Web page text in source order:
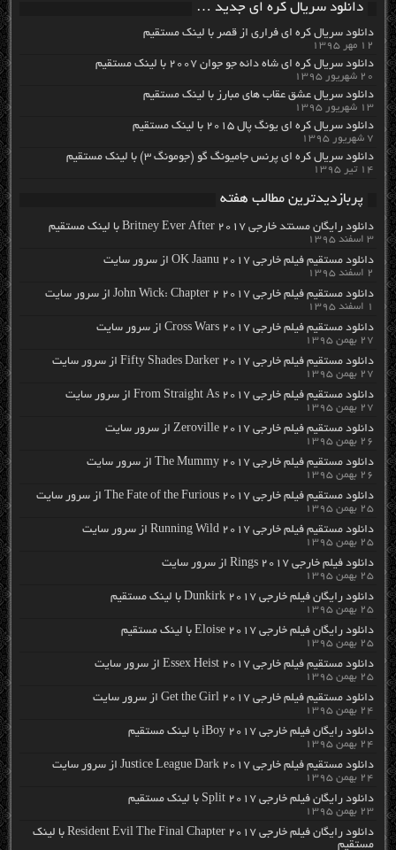
دانلود سریال کره ای جدید …
دانلود سریال کره ای فراری از قصر با لینک مستقیم
۱۲ مهر ۱۳۹۵
دانلود سریال کره ای شاه دائه جو جوان ۲۰۰۷ با لینک مستقیم
۲۰ شهریور ۱۳۹۵
دانلود سریال عشق عقاب های مبارز با لینک مستقیم
۱۳ شهریور ۱۳۹۵
دانلود سریال کره ای یونگ پال ۲۰۱۵ با لینک مستقیم
۷ شهریور ۱۳۹۵
دانلود سریال کره ای پرنس جامیونگ گو (جومونگ ۳) با لینک مستقیم
۱۴ تیر ۱۳۹۵
پربازدیدترین مطالب هفته
دانلود رایگان مسنتد خارجی Britney Ever After 2017 با لینک مستقیم
۳ اسفند ۱۳۹۵
دانلود مستقیم فیلم خارجی OK Jaanu 2017 از سرور سایت
۲ اسفند ۱۳۹۵
دانلود مستقیم فیلم خارجی John Wick: Chapter 2 2017 از سرور سایت
۱ اسفند ۱۳۹۵
دانلود مستقیم فیلم خارجی Cross Wars 2017 از سرور سایت
۲۷ بهمن ۱۳۹۵
دانلود مستقیم فیلم خارجی Fifty Shades Darker 2017 از سرور سایت
۲۷ بهمن ۱۳۹۵
دانلود مستقیم فیلم خارجی From Straight As 2017 از سرور سایت
۲۷ بهمن ۱۳۹۵
دانلود مستقیم فیلم خارجی Zeroville 2017 از سرور سایت
۲۶ بهمن ۱۳۹۵
دانلود مستقیم فیلم خارجی The Mummy 2017 از سرور سایت
۲۶ بهمن ۱۳۹۵
دانلود مستقیم فیلم خارجی The Fate of the Furious 2017 از سرور سایت
۲۵ بهمن ۱۳۹۵
دانلود مستقیم فیلم خارجی Running Wild 2017 از سرور سایت
۲۵ بهمن ۱۳۹۵
دانلود فیلم خارجی Rings 2017 از سرور سایت
۲۵ بهمن ۱۳۹۵
دانلود رایگان فیلم خارجی Dunkirk 2017 با لینک مستقیم
۲۵ بهمن ۱۳۹۵
دانلود رایگان فیلم خارجی Eloise 2017 با لینک مستقیم
۲۵ بهمن ۱۳۹۵
دانلود مستقیم فیلم خارجی Essex Heist 2017 از سرور سایت
۲۵ بهمن ۱۳۹۵
دانلود مستقیم فیلم خارجی Get the Girl 2017 از سرور سایت
۲۴ بهمن ۱۳۹۵
دانلود رایگان فیلم خارجی iBoy 2017 با لینک مستقیم
۲۴ بهمن ۱۳۹۵
دانلود مستقیم فیلم خارجی Justice League Dark 2017 از سرور سایت
۲۴ بهمن ۱۳۹۵
دانلود رایگان فیلم خارجی Split 2017 با لینک مستقیم
۲۳ بهمن ۱۳۹۵
دانلود رایگان فیلم خارجی Resident Evil The Final Chapter 2017 با لینک
مستقیم